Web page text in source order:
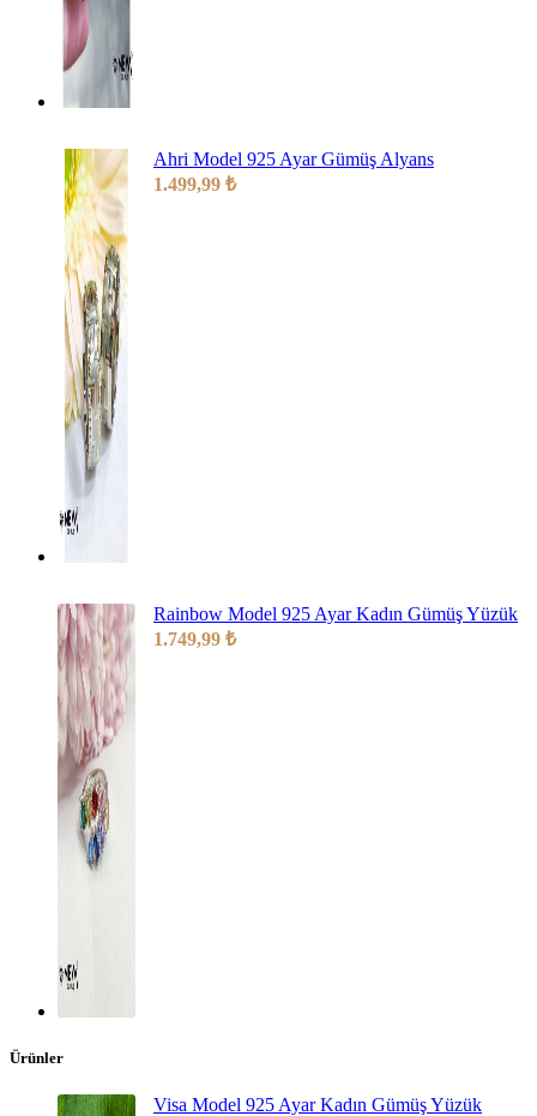
Ahri Model 925 Ayar Gümüş Alyans
1.499,99 ₺
Rainbow Model 925 Ayar Kadın Gümüş Yüzük
1.749,99 ₺
Ürünler
Visa Model 925 Ayar Kadın Gümüş Yüzük